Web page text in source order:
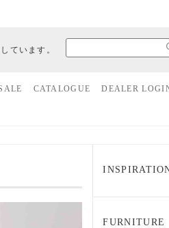
ています。
CATALOGUE DEALER
FURNITURE